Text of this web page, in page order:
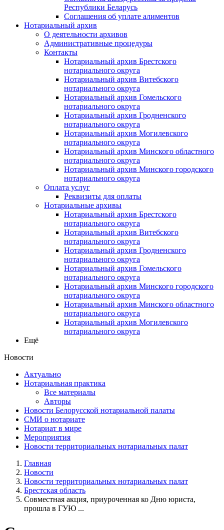
Республики Беларусь
Соглашения об уплате алиментов
Нотариальный архив
О деятельности архивов
Административные процедуры
Контакты
Нотариальный архив Брестского
нотариального округа
Нотариальный архив Витебского
нотариального округа
Нотариальный архив Гомельского
нотариального округа
Нотариальный архив Гродненского
нотариального округа
Нотариальный архив Могилевского
нотариального округа
Нотариальный архив Минского областного
нотариального округа
Нотариальный архив Минского городского
нотариального округа
Оплата услуг
Реквизиты для оплаты
Нотариальные архивы
Нотариальный архив Брестского
нотариального округа
Нотариальный архив Витебского
нотариального округа
Нотариальный архив Гродненского
нотариального округа
Нотариальный архив Гомельского
нотариального округа
Нотариальный архив Минского городского
нотариального округа
Нотариальный архив Минского областного
нотариального округа
Нотариальный архив Могилевского
нотариального округа
Ещё
Новости
Актуально
Нотариальная практика
Все материалы
Авторы
Новости Белорусской нотариальной палаты
СМИ о нотариате
Нотариат в мире
Мероприятия
Новости территориальных нотариальных палат
Главная
Новости
Новости территориальных нотариальных палат
Брестская область
Совместная акция, приуроченная ко Дню юриста,
прошла в ГУЮ ...